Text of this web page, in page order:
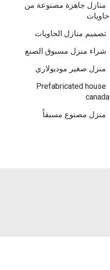
منازل جاهزة مصنوعة من
حاويات
تصميم منازل الحاويات
شراء منزل مسبوق الصنع
منزل صغير موديولاري
Prefabricated house
canada
منزل مصنوع مسبقاً